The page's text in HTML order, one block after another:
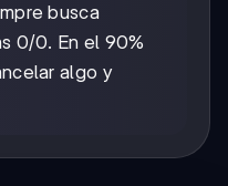
busca
0/0. En el 90%
algo y